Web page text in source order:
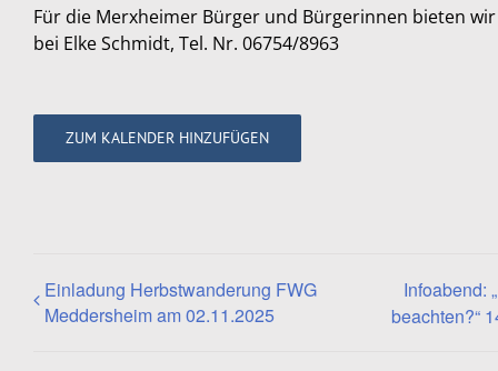
Für die Merxheimer Bürger und Bürgerinnen bieten
bei Elke Schmidt, Tel. Nr. 06754/8963
ZUM KALENDER HINZUFÜGEN
Einladung Herbstwanderung FWG
Meddersheim am 02.11.2025
Infoabend:
beachten?“